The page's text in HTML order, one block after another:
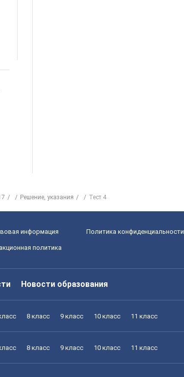
Решение, указания Тест 4
информация Политика конфиденциальности
политика
Новости образования
8 класс 9 класс 10 класс 11 класс
8 класс 9 класс 10 класс 11 класс